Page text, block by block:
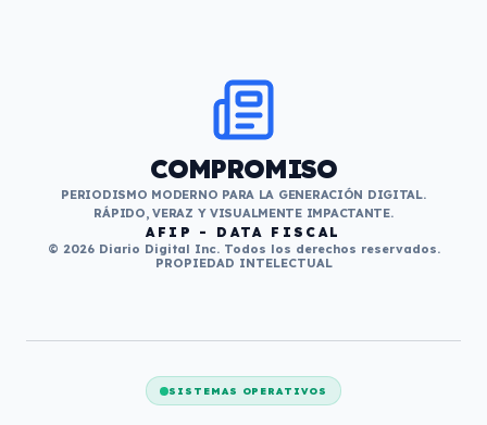
COMPROMISO
PERIODISMO MODERNO PARA LA GENERACIÓN DIGITAL.
RÁPIDO, VERAZ Y VISUALMENTE IMPACTANTE.
AFIP - DATA FISCAL
© 2026 Diario Digital Inc. Todos los derechos reservados.
PROPIEDAD INTELECTUAL
SISTEMAS OPERATIVOS